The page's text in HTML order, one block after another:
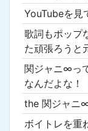
YouTubeを見
歌詞もポップ
た頑張ろうと
関ジャニ∞っ
なんだよな！
the 関ジャニ
ボイトレを重